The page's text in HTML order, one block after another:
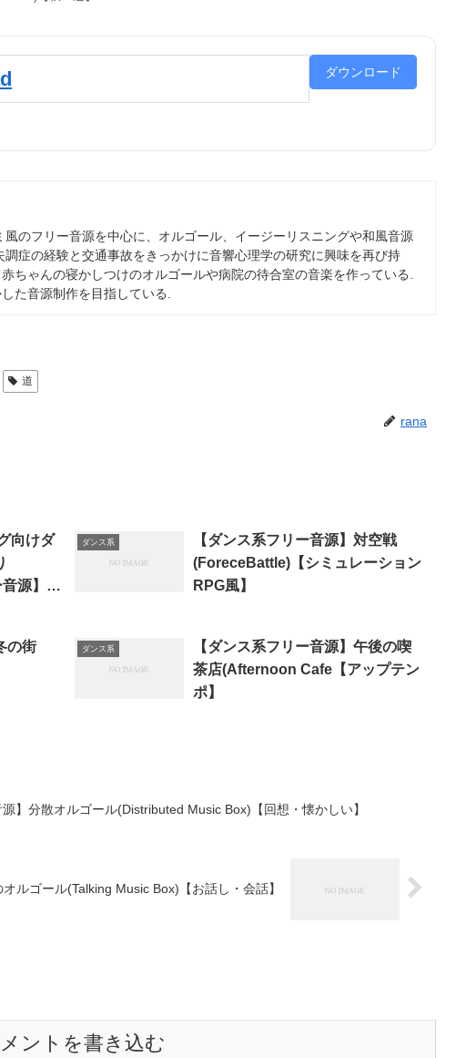
ダウンロード
のフリー音源を中心に、オルゴール、イージーリスニングや和風音源
症の経験と交通事故をきっかけに音響心理学の研究に興味を再び持
ちゃんの寝かしつけのオルゴールや病院の待合室の音楽を作っている.
た音源制作を目指している.
道
rana
向けダ
源】
ダンス系
【ダンス系フリー音源】対空戦
(ForeceBattle)【シミュレーション
RPG風】
の街
ダンス系
【ダンス系フリー音源】午後の喫
茶店(Afternoon Cafe【アップテン
ポ】
源】分散オルゴール(Distributed Music Box)【回想・懐かしい】
ルゴール(Talking Music Box)【お話し・会話】
ントを書き込む